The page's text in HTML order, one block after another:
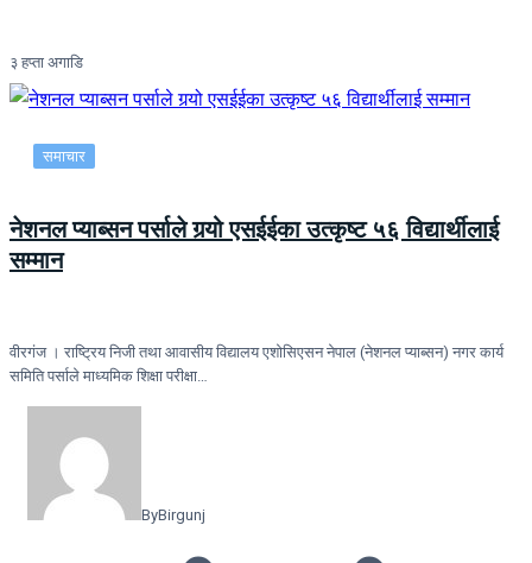
३ हप्ता अगाडि
समाचार
नेशनल प्याब्सन पर्साले गर्‍यो एसईईका उत्कृष्ट ५६ विद्यार्थीलाई
सम्मान
वीरगंज । राष्ट्रिय निजी तथा आवासीय विद्यालय एशोसिएसन नेपाल (नेशनल प्याब्सन) नगर कार्य
समिति पर्साले माध्यमिक शिक्षा परीक्षा…
ByBirgunj